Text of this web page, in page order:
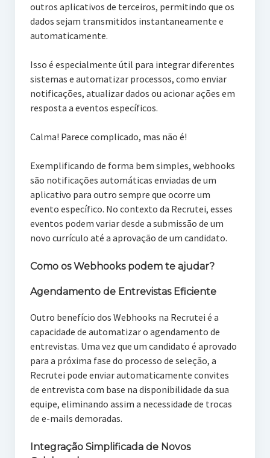
outros aplicativos de terceiros, permitindo que os
dados sejam transmitidos instantaneamente e
automaticamente.
Isso é especialmente útil para integrar diferentes
sistemas e automatizar processos, como enviar
notificações, atualizar dados ou acionar ações em
resposta a eventos específicos.
Calma! Parece complicado, mas não é!
Exemplificando de forma bem simples, webhooks
são notificações automáticas enviadas de um
aplicativo para outro sempre que ocorre um
evento específico. No contexto da Recrutei, esses
eventos podem variar desde a submissão de um
novo currículo até a aprovação de um candidato.
Como os Webhooks podem te ajudar?
Agendamento de Entrevistas Eficiente
Outro benefício dos Webhooks na Recrutei é a
capacidade de automatizar o agendamento de
entrevistas. Uma vez que um candidato é aprovado
para a próxima fase do processo de seleção, a
Recrutei pode enviar automaticamente convites
de entrevista com base na disponibilidade da sua
equipe, eliminando assim a necessidade de trocas
de e-mails demoradas.
Integração Simplificada de Novos